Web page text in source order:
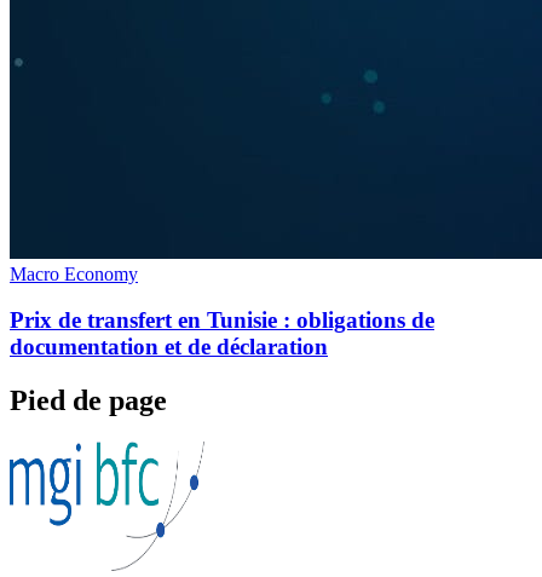
Macro Economy
Prix de transfert en Tunisie : obligations de
documentation et de déclaration
Pied de page